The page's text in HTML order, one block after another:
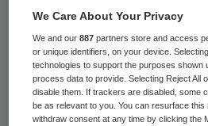
Medisch vraagstuk
“Maken we van
onnodig een medisch
We Care About Your Privacy
We and our887 partners store and access
or unique identifiers, on your device.
technologies to support the purposes shown
process data to provide. Selecting Reject All
disable them. If trackers are disabled, some
be as relevant to you. You can resurface
withdraw consent at any time by clicking the